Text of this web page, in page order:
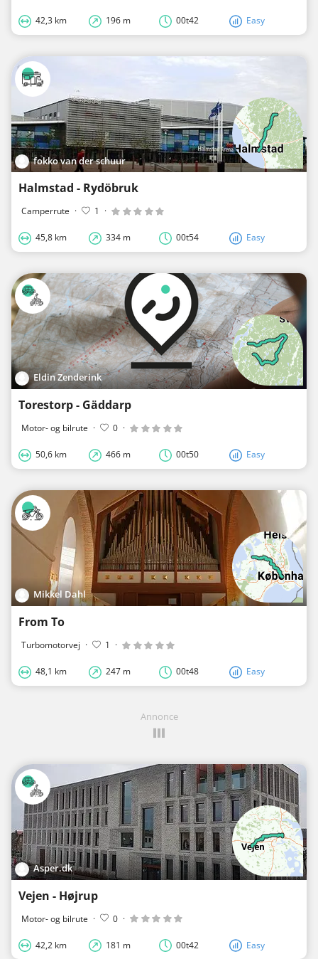
42,3 km 196 m 00t42 Easy
fokko van der schuur
Halmstad - Rydöbruk
Camperrute · 1 ·
45,8 km 334 m 00t54 Easy
Eldin Zenderink
Torestorp - Gäddarp
Motor- og bilrute · 0 ·
50,6 km 466 m 00t50 Easy
Mikkel Dahl
From To
Turbomotorvej · 1 ·
48,1 km 247 m 00t48 Easy
Annonce
Asper.dk
Vejen - Højrup
Motor- og bilrute · 0 ·
42,2 km 181 m 00t42 Easy